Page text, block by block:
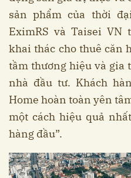
sản phẩm của thời
EximRS và Taisei
khai thác cho thuê căn
tầm thương hiệu và gia
nhà đầu tư. Khách
Home hoàn toàn yên
một cách hiệu quả
hàng đầu”.